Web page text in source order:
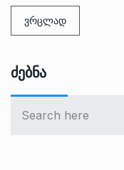
ვრცლად
Ძებნა